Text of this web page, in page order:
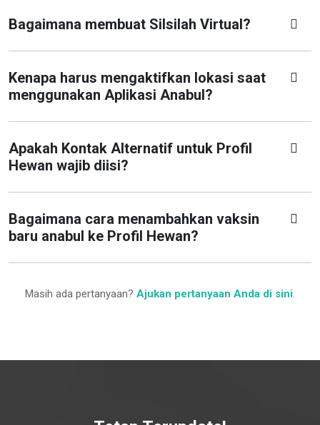
Bagaimana membuat Silsilah Virtual?
Kenapa harus mengaktifkan lokasi saat
menggunakan Aplikasi Anabul?
Apakah Kontak Alternatif untuk Profil
Hewan wajib diisi?
Bagaimana cara menambahkan vaksin
baru anabul ke Profil Hewan?
Masih ada pertanyaan? Ajukan pertanyaan Anda di sini.